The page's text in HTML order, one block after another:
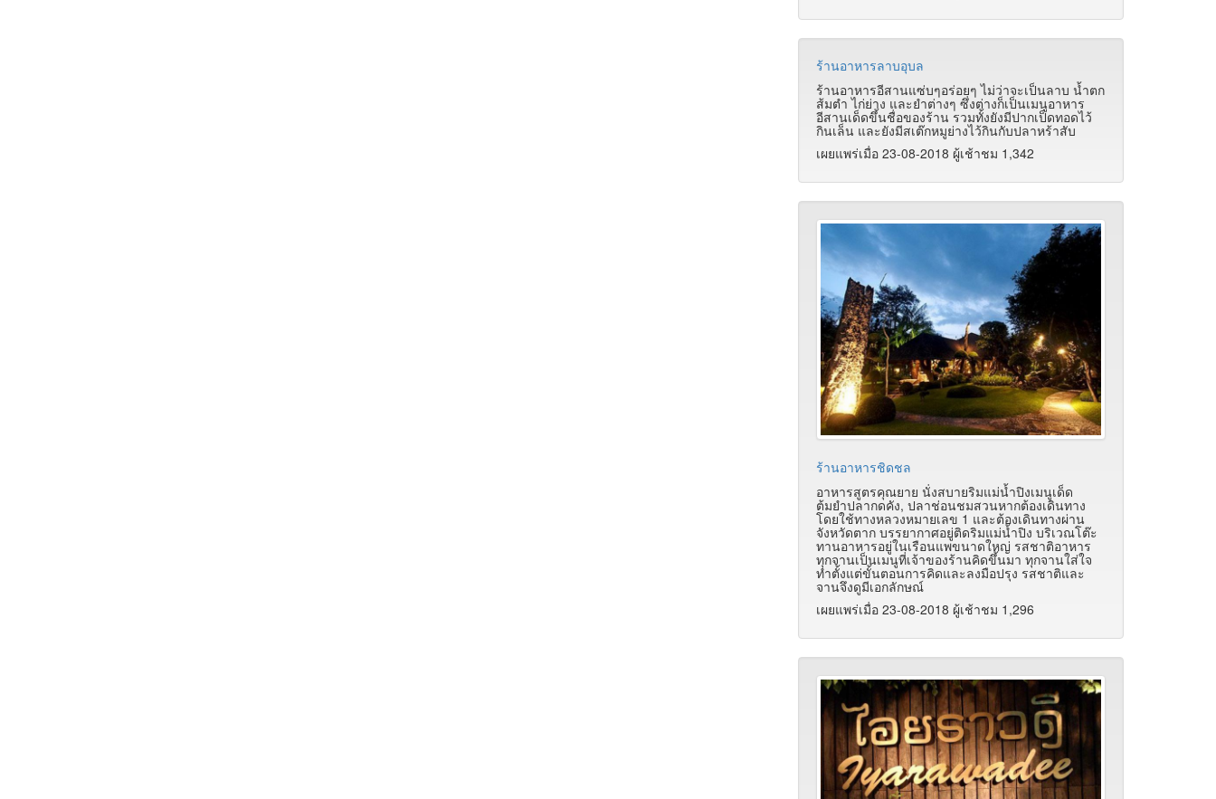
ร้านอาหารลาบอุบล
ร้านอาหารอีสานแซ่บๆอร่อยๆ ไม่ว่าจะเป็นลาบ น้ำตก
ส้มตำ ไก่ย่าง และยำต่างๆ ซึ่งต่างก็เป็นเมนูอาหาร
อีสานเด็ดขึ้นชื่อของร้าน รวมทั้งยังมีปากเป็ดทอดไว้
กินเล็น และยังมีสเต๊กหมูย่างไว้กินกับปลาหร้าสับ
เผยแพร่เมื่อ 23-08-2018 ผู้เช้าชม 1,342
ร้านอาหารชิดชล
อาหารสูตรคุณยาย นั่งสบายริมแม่น้ำปิงเมนูเด็ด
ต้มยำปลากดคัง, ปลาช่อนชมสวนหากต้องเดินทาง
โดยใช้ทางหลวงหมายเลข 1 และต้องเดินทางผ่าน
จังหวัดตาก บรรยากาศอยู่ติดริมแม่น้ำปิง บริเวณโต๊ะ
ทานอาหารอยู่ในเรือนแพขนาดใหญ่ รสชาติอาหาร
ทุกจานเป็นเมนูที่เจ้าของร้านคิดขึ้นมา ทุกจานใส่ใจ
ทำตั้งแต่ขั้นตอนการคิดและลงมือปรุง รสชาติและ
จานจึงดูมีเอกลักษณ์
เผยแพร่เมื่อ 23-08-2018 ผู้เช้าชม 1,296